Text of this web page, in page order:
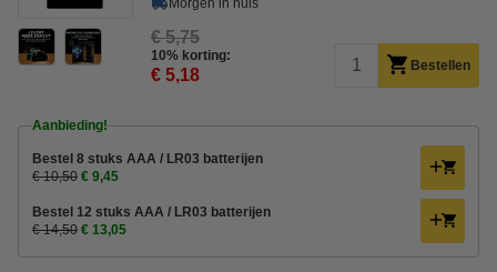
Morgen in huis
€ 5,75
10% korting:
€ 5,18 Bestellen
Aanbieding!
Bestel 8 stuks AAA / LR03 batterijen
€ 10,50 € 9,45
Bestel 12 stuks AAA / LR03 batterijen
€ 14,50 € 13,05